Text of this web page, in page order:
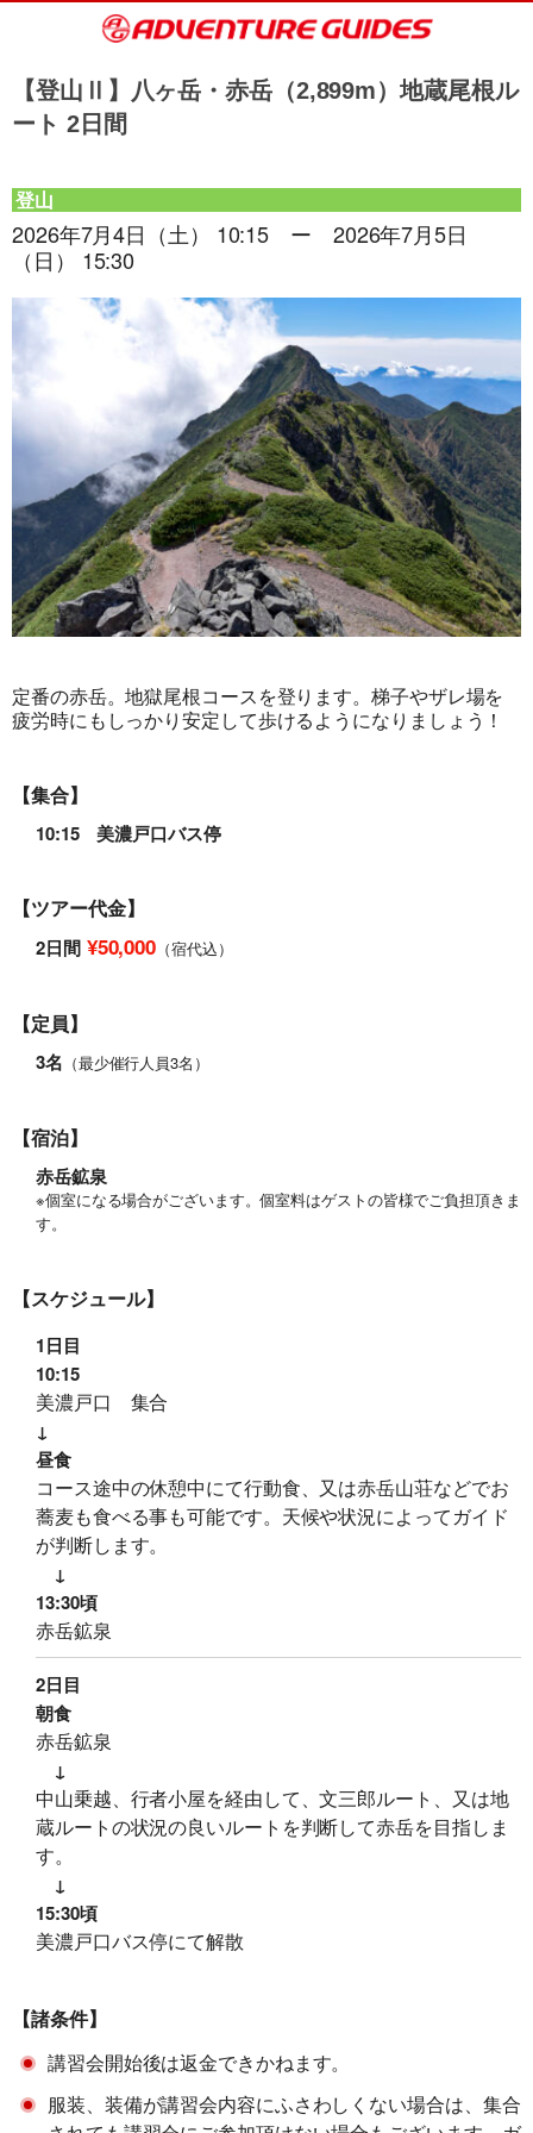
【登山Ⅱ】八ヶ岳・赤岳（2,899m）地蔵尾根ル
ート 2日間
登山
2026年7月4日（土） 10:15 ー 2026年7月5日
（日） 15:30
定番の赤岳。地獄尾根コースを登ります。梯子やザレ場を
疲労時にもしっかり安定して歩けるようになりましょう！
【集合】
10:15 美濃戸口バス停
【ツアー代金】
2日間 ¥50,000 （宿代込）
【定員】
3名 （最少催行人員3名）
【宿泊】
赤岳鉱泉
※個室になる場合がございます。個室料はゲストの皆様でご負担頂きま
す。
【スケジュール】
1日目
10:15
美濃戸口 集合
↓
昼食
コース途中の休憩中にて行動食、又は赤岳山荘などでお
蕎麦も食べる事も可能です。天候や状況によってガイド
が判断します。
↓
13:30頃
赤岳鉱泉
2日目
朝食
赤岳鉱泉
↓
中山乗越、行者小屋を経由して、文三郎ルート、又は地
蔵ルートの状況の良いルートを判断して赤岳を目指しま
す。
↓
15:30頃
美濃戸口バス停にて解散
【諸条件】
講習会開始後は返金できかねます。
服装、装備が講習会内容にふさわしくない場合は、集合
旅行条件（要旨）